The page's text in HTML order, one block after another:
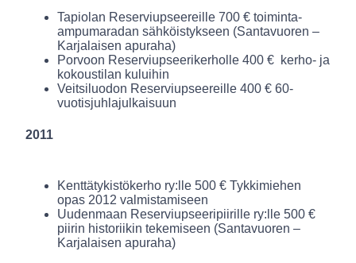
Tapiolan Reserviupseereille 700 € toiminta-
ampumaradan sähköistykseen (Santavuoren –
Karjalaisen apuraha)
Porvoon Reserviupseerikerholle 400 € kerho- ja
kokoustilan kuluihin
Veitsiluodon Reserviupseereille 400 € 60-
vuotisjuhlajulkaisuun
2011
Kenttätykistökerho ry:lle 500 € Tykkimiehen
opas 2012 valmistamiseen
Uudenmaan Reserviupseeripiirille ry:lle 500 €
piirin historiikin tekemiseen (Santavuoren –
Karjalaisen apuraha)